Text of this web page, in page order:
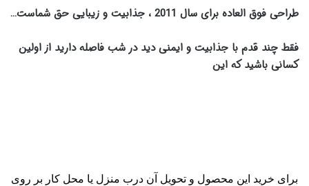
طراحی فوق العاده برای سال 2011 ، جذابیت و زیبایی حق شماست…
فقط چند قدم با جذابیت و ایمنی دید در شب فاصله دارید از اولین
كسانی باشید كه این
برای خرید این محصول و تحویل آن درب منزل یا محل کار بر روی